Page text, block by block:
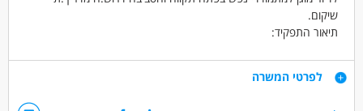
שיקום.
תיאור התפקיד:
בניה ועבודה על תוכנית השיקום של המתמודד
וניהול עצמי במגוון תחומי החיים.
דרישות
לפרטי המשרה